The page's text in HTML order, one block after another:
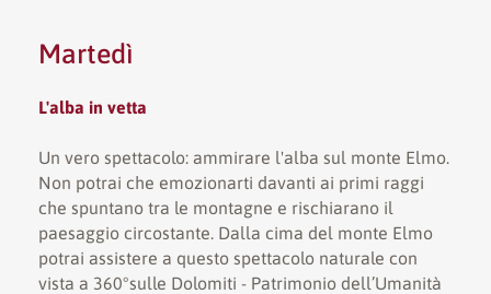
Martedì
L'alba in vetta
Un vero spettacolo: ammirare l'alba sul monte Elmo.
Non potrai che emozionarti davanti ai primi raggi
che spuntano tra le montagne e rischiarano il
paesaggio circostante. Dalla cima del monte Elmo
potrai assistere a questo spettacolo naturale con
vista a 360°sulle Dolomiti - Patrimonio dell’Umanità